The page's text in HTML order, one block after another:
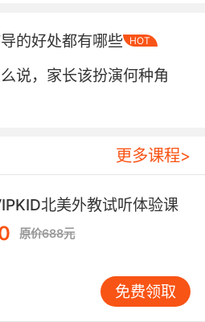
一家平台是否优质，看它
数量是一个重要参考标
的好处都有哪些 HOT
说，家长该扮演何种角
更多课程>
北美外教试听体验课
原价688元
免费领取